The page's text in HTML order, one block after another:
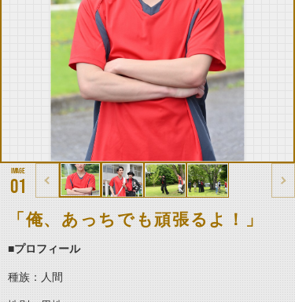
01
「俺、あっちでも頑張るよ！」
■プロフィール
種族：人間